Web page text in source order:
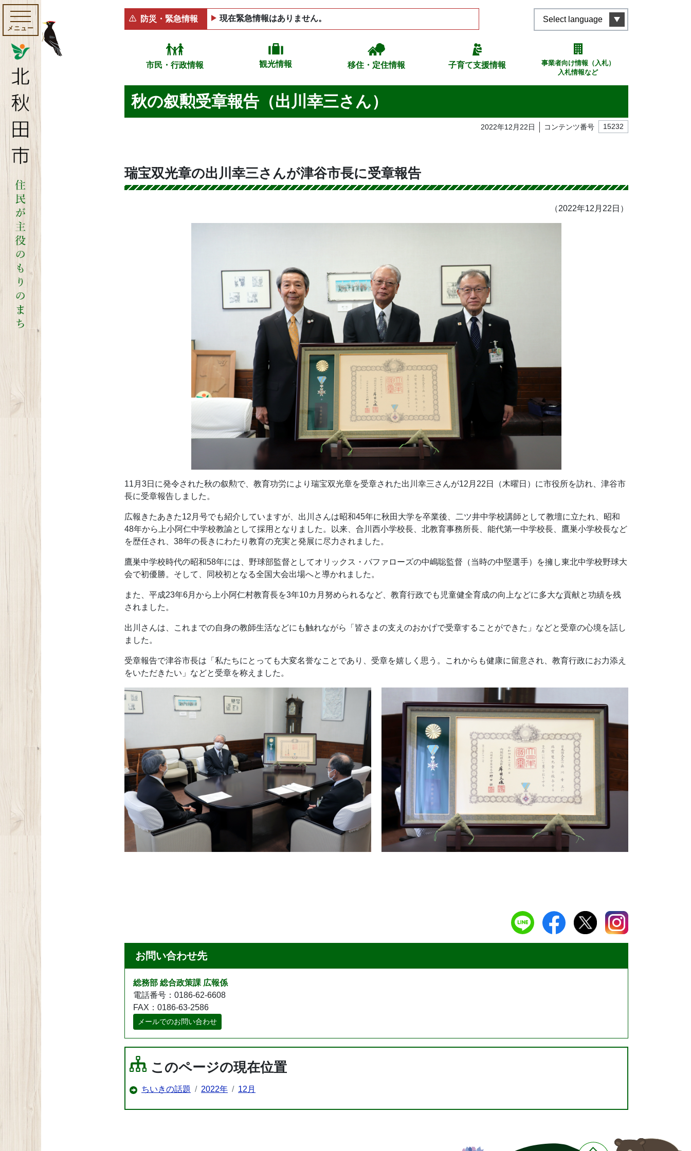
メニュー
防災・緊急情報 現在緊急情報はありません。 Select language
市民・行政情報 観光情報 移住・定住情報 子育て支援情報
事業者向け情報（入札）
入札情報など
秋の叙勲受章報告（出川幸三さん）
2022年12月22日 コンテンツ番号 15232
瑞宝双光章の出川幸三さんが津谷市長に受章報告
（2022年12月22日）
11月3日に発令された秋の叙勲で、教育功労により瑞宝双光章を受章された出川幸三さんが12月22日（木曜日）に市役所を訪れ、津谷市
長に受章報告しました。
広報きたあきた12月号でも紹介していますが、出川さんは昭和45年に秋田大学を卒業後、二ツ井中学校講師として教壇に立たれ、昭和
48年から上小阿仁中学校教諭として採用となりました。以来、合川西小学校長、北教育事務所長、能代第一中学校長、鷹巣小学校長など
を歴任され、38年の長きにわたり教育の充実と発展に尽力されました。
鷹巣中学校時代の昭和58年には、野球部監督としてオリックス・バファローズの中嶋聡監督（当時の中堅選手）を擁し東北中学校野球大
会で初優勝。そして、同校初となる全国大会出場へと導かれました。
また、平成23年6月から上小阿仁村教育長を3年10カ月努められるなど、教育行政でも児童健全育成の向上などに多大な貢献と功績を残
されました。
出川さんは、これまでの自身の教師生活などにも触れながら「皆さまの支えのおかげで受章することができた」などと受章の心境を話し
ました。
受章報告で津谷市長は「私たちにとっても大変名誉なことであり、受章を嬉しく思う。これからも健康に留意され、教育行政にお力添え
をいただきたい」などと受章を称えました。
お問い合わせ先
総務部 総合政策課 広報係
電話番号：0186-62-6608
FAX：0186-63-2586
メールでのお問い合わせ
このページの現在位置
ちいきの話題 2022年 12月